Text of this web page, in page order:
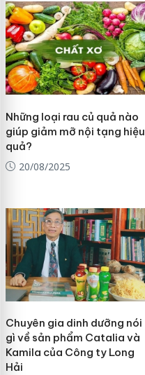
Những loại rau củ quả nào
giúp giảm mỡ nội tạng hiệu
quả?
20/08/2025
Chuyên gia dinh dưỡng nói
gì về sản phẩm Catalia và
Kamila của Công ty Long
Hải